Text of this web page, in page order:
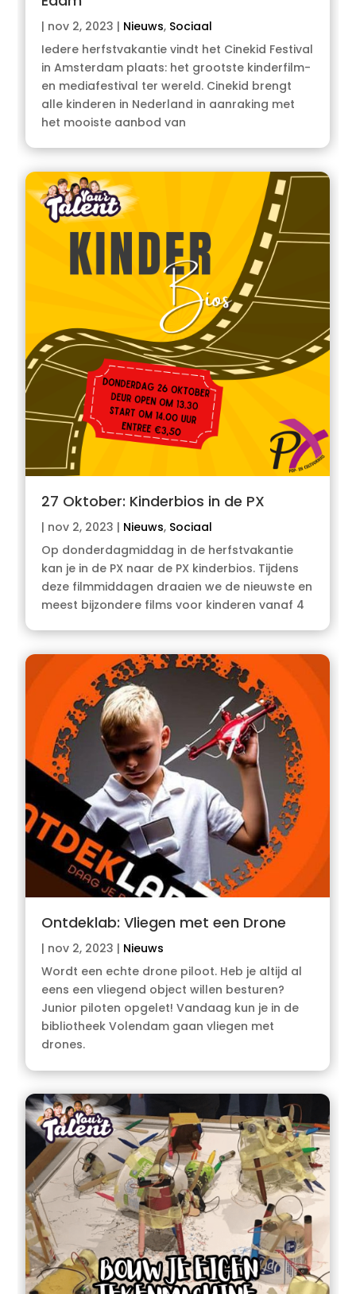
| nov 2, 2023 | Nieuws, Sociaal
Iedere herfstvakantie vindt het Cinekid Festival
in Amsterdam plaats: het grootste kinderfilm-
en mediafestival ter wereld. Cinekid brengt
alle kinderen in Nederland in aanraking met
het mooiste aanbod van
27 Oktober: Kinderbios in de PX
| nov 2, 2023 | Nieuws, Sociaal
Op donderdagmiddag in de herfstvakantie
kan je in de PX naar de PX kinderbios. Tijdens
deze filmmiddagen draaien we de nieuwste en
meest bijzondere films voor kinderen vanaf 4
Ontdeklab: Vliegen met een Drone
| nov 2, 2023 | Nieuws
Wordt een echte drone piloot. Heb je altijd al
eens een vliegend object willen besturen?
Junior piloten opgelet! Vandaag kun je in de
bibliotheek Volendam gaan vliegen met
drones.